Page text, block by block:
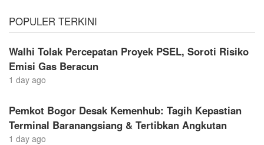
POPULER TERKINI
Walhi Tolak Percepatan Proyek PSEL, Soroti Risiko
Emisi Gas Beracun
1 day ago
Pemkot Bogor Desak Kemenhub: Tagih Kepastian
Terminal Baranangsiang & Tertibkan Angkutan
1 day ago